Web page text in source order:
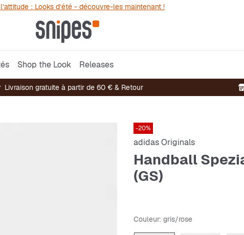
: Looks d’été - découvre-les maintenant !
Shop the Look Releases
Livraison gratuite à partir de 60 € & Retour
-20%
adidas Originals
Handball
(GS)
Couleur: gris/rose